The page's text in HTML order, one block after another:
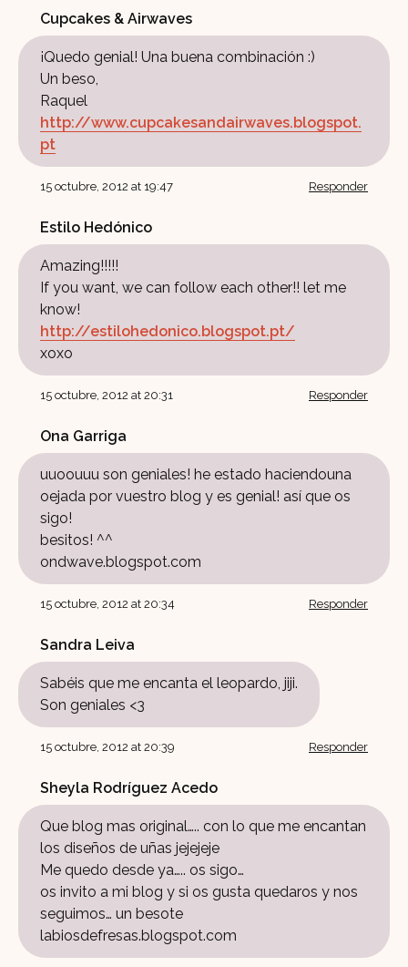
Cupcakes & Airwaves
¡Quedo genial! Una buena combinación :)
Un beso,
Raquel
http://www.cupcakesandairwaves.blogspot.
pt
15 octubre, 2012 at 19:47 Responder
Estilo Hedónico
Amazing!!!!!
If you want, we can follow each other!! let me
know!
http://estilohedonico.blogspot.pt/
xoxo
15 octubre, 2012 at 20:31 Responder
Ona Garriga
uuoouuu son geniales! he estado haciendouna
oejada por vuestro blog y es genial! así que os
sigo!
besitos! ^^
ondwave.blogspot.com
15 octubre, 2012 at 20:34 Responder
Sandra Leiva
Sabéis que me encanta el leopardo, jiji.
Son geniales <3
15 octubre, 2012 at 20:39 Responder
Sheyla Rodríguez Acedo
Que blog mas original….. con lo que me encantan
los diseños de uñas jejejeje
Me quedo desde ya….. os sigo…
os invito a mi blog y si os gusta quedaros y nos
seguimos… un besote
labiosdefresas.blogspot.com